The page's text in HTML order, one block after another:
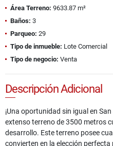
Área Terreno: 9633.87 m²
Baños: 3
Parqueo: 29
Tipo de inmueble: Lote Comercial
Tipo de negocio: Venta
Descripción Adicional
¡Una oportunidad sin igual en
extenso terreno de 3500 metros
desarrollo. Este terreno posee
convierten en la elección